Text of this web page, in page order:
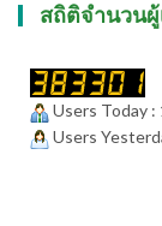
สถิติจำนวนผู้
Users Today :
Users